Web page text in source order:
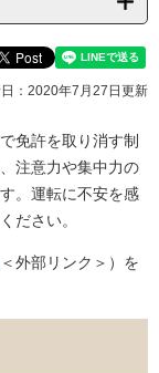
：2020年7月27日更新
免許を取り消す制
注意力や集中力の
。運転に不安を感
ださい。
＜外部リンク＞ ）を